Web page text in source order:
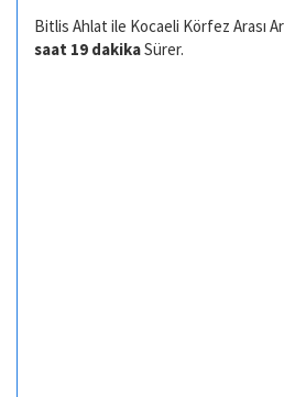
Bitlis Ahlat ile Kocaeli Körfez Arası
saat 19 dakikaSürer.